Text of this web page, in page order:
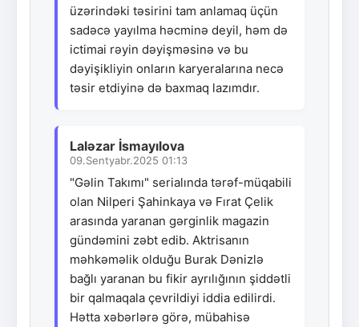
üzərindəki təsirini tam anlamaq üçün
sadəcə yayılma həcminə deyil, həm də
ictimai rəyin dəyişməsinə və bu
dəyişikliyin onların karyeralarına necə
təsir etdiyinə də baxmaq lazımdır.
Laləzar İsmayılova
09.Sentyabr.2025 01:13
"Gəlin Takımı" serialında tərəf-müqabili
olan Nilperi Şahinkaya və Fırat Çelik
arasında yaranan gərginlik magazin
gündəmini zəbt edib. Aktrisanın
məhkəməlik olduğu Burak Dənizlə
bağlı yaranan bu fikir ayrılığının şiddətli
bir qalmaqala çevrildiyi iddia edilirdi.
Hətta xəbərlərə görə, mübahisə